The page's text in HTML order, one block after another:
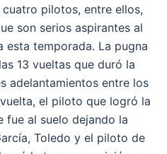
pilotos, entre ellos,
son serios aspirantes al
temporada. La pugna
13 vueltas que duró la
adelantamientos entre los
el piloto que logró la
fue al suelo dejando la
Toledo y el piloto de